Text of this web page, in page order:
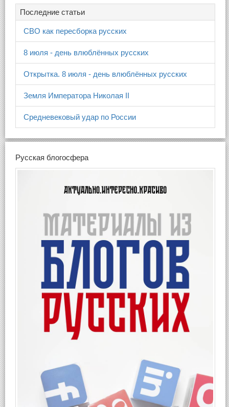
Последние статьи
СВО как пересборка русских
8 июля - день влюблённых русских
Открытка. 8 июля - день влюблённых русских
Земля Императора Николая II
Средневековый удар по России
Русская блогосфера